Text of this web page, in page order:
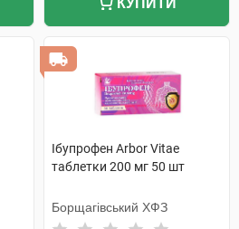
КУПИТИ
Ібупрофен Arbor Vitae
таблетки 200 мг 50 шт
Борщагівський ХФЗ